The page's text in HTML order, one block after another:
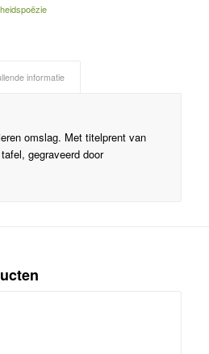
informatie
omslag. Met titelprent van
gegraveerd door